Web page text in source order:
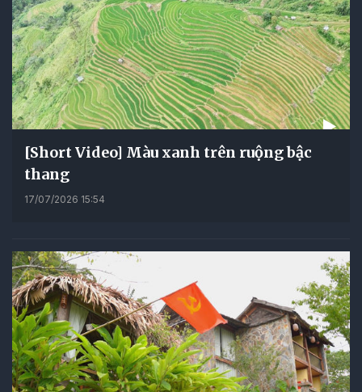
[Short Video] Màu xanh trên ruộng bậc
thang
17/07/2026 15:54